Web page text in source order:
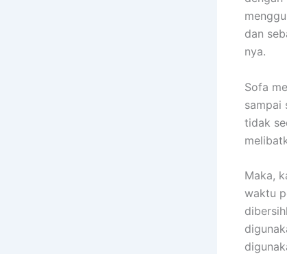
dаn
nya.
Sofa
tіdаk
Maka,
waktu